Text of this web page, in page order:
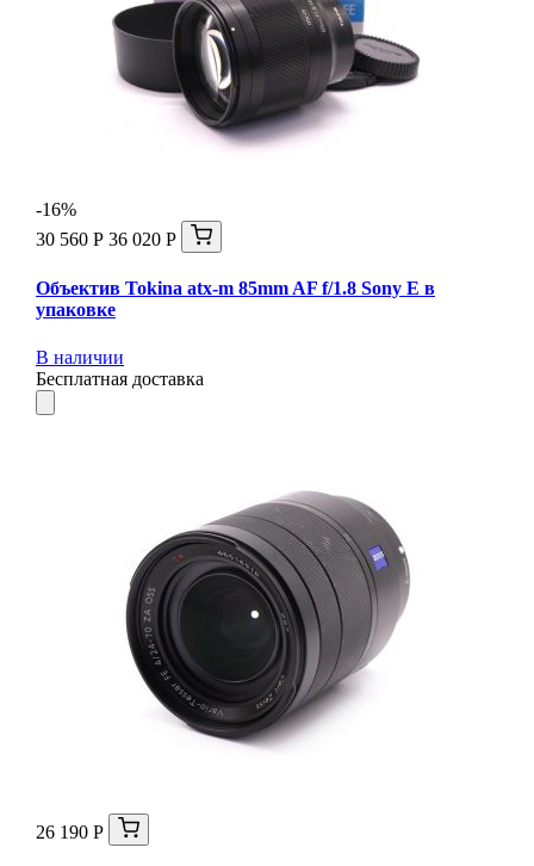
-16%
30 560 Р 36 020 Р
Объектив Tokina atx-m 85mm AF f/1.8 Sony E в
упаковке
В наличии
Бесплатная доставка
26 190 Р